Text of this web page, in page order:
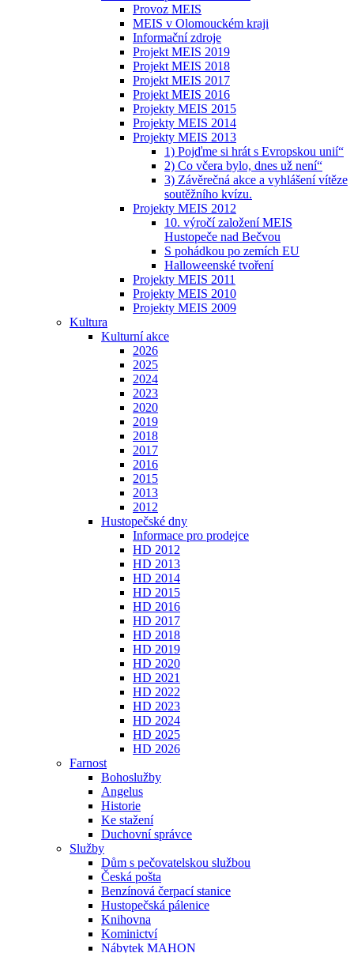
Provoz MEIS
MEIS v Olomouckém kraji
Informační zdroje
Projekt MEIS 2019
Projekt MEIS 2018
Projekt MEIS 2017
Projekt MEIS 2016
Projekty MEIS 2015
Projekty MEIS 2014
Projekty MEIS 2013
1) Pojďme si hrát s Evropskou unií“
2) Co včera bylo, dnes už není“
3) Závěrečná akce a vyhlášení vítěze
soutěžního kvízu.
Projekty MEIS 2012
10. výročí založení MEIS
Hustopeče nad Bečvou
S pohádkou po zemích EU
Halloweenské tvoření
Projekty MEIS 2011
Projekty MEIS 2010
Projekty MEIS 2009
Kultura
Kulturní akce
2026
2025
2024
2023
2020
2019
2018
2017
2016
2015
2013
2012
Hustopečské dny
Informace pro prodejce
HD 2012
HD 2013
HD 2014
HD 2015
HD 2016
HD 2017
HD 2018
HD 2019
HD 2020
HD 2021
HD 2022
HD 2023
HD 2024
HD 2025
HD 2026
Farnost
Bohoslužby
Angelus
Historie
Ke stažení
Duchovní správce
Služby
Dům s pečovatelskou službou
Česká pošta
Benzínová čerpací stanice
Hustopečská pálenice
Knihovna
Kominictví
Nábytek MAHON